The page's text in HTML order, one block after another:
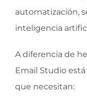
automatización,
inteligencia
A diferencia de
Email Studio
que necesitan: